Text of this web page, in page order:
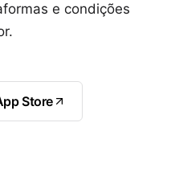
e condições
Store